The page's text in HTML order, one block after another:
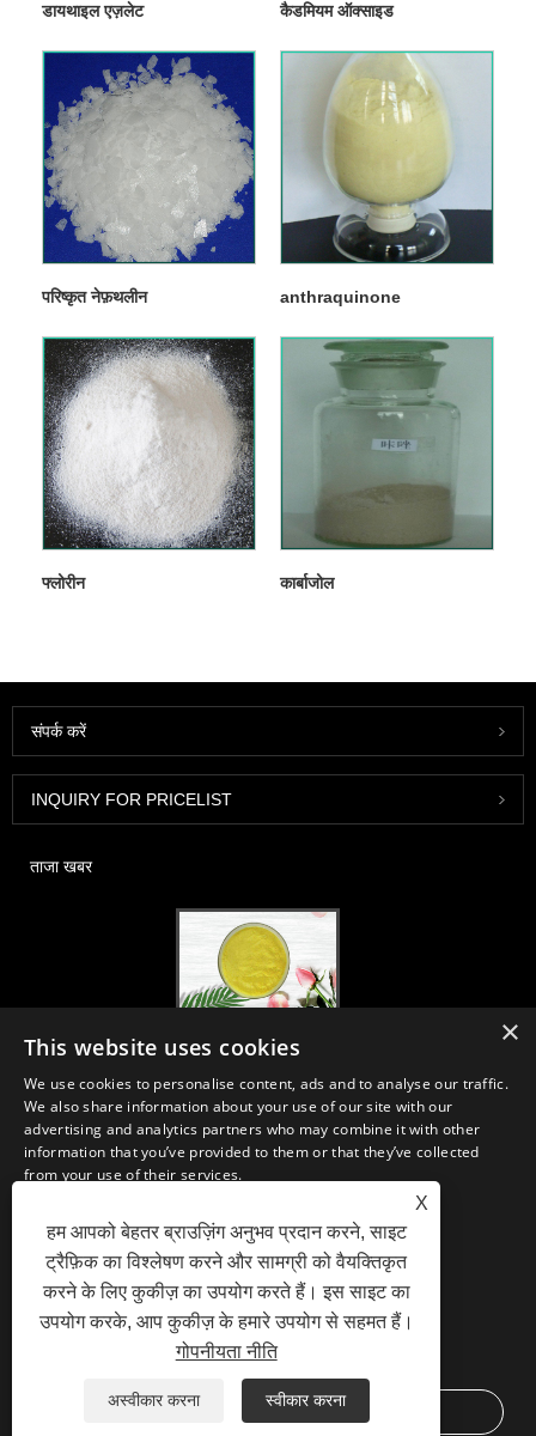
डायथाइल एज़लेट कैडमियम ऑक्साइड
परिष्कृत नेफ़थलीन anthraquinone
फ्लोरीन कार्बाजोल
संपर्क करें
INQUIRY FOR PRICELIST
ताजा खबर
हम चीन, जापान और कोरिया में स्थित प्राथमिक विनिर्माण सुविधाओं से न्यूट्रास्यूटिकल्स,
सप्लीमेंट्स और फंक्शनल फूड एंड बेवरेज इंडस्ट्रीज के लिए आवश्यक सामग्री और उत्पादों का
विकास, विपणन और वितरण करते हैं, जहां हमारे पास कई वर्षों का अनुभव है और हम बहुत अच्छी
तरह से स्थापित हैं। सोर्सिंग में हमारी विशेषज्ञता और प्रतिष्ठा दुनिया भर में हमारे भागीदारों को
लाभान्वित करती है।
लिंक Sitemap RSS XML Privacy Policy
X
हम आपको बेहतर ब्राउज़िंग अनुभव प्रदान करने, साइट
ट्रैफ़िक का विश्लेषण करने और सामग्री को वैयक्तिकृत
करने के लिए कुकीज़ का उपयोग करते हैं। इस साइट का
उपयोग करके, आप कुकीज़ के हमारे उपयोग से सहमत हैं।
गोपनीयता नीति
अस्वीकार करना स्वीकार करना
×
This website uses cookies
We use cookies to personalise content, ads and to analyse our traffic.
We also share information about your use of our site with our
advertising and analytics partners who may combine it with other
information that you’ve provided to them or that they’ve collected
from your use of their services.
PERFORMANCE
TARGETING FUNCTIONALITY
UNCLASSIFIED
ACCEPT ALL DECLINE ALL